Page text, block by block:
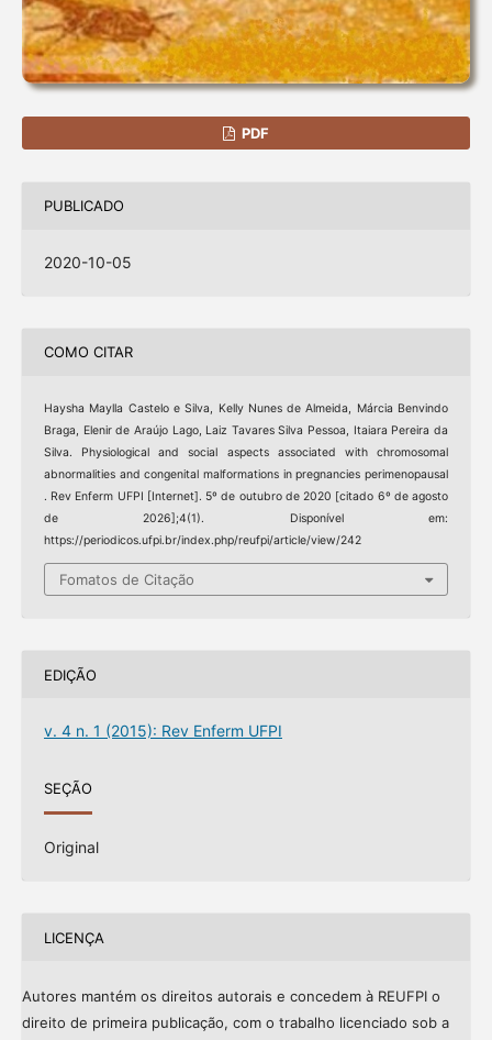
PDF
PUBLICADO
2020-10-05
COMO CITAR
Haysha Maylla Castelo e Silva, Kelly Nunes de Almeida, Márcia Benvindo
Braga, Elenir de Araújo Lago, Laiz Tavares Silva Pessoa, Itaiara Pereira da
Silva. Physiological and social aspects associated with chromosomal
abnormalities and congenital malformations in pregnancies perimenopausal
. Rev Enferm UFPI [Internet]. 5º de outubro de 2020 [citado 6º de agosto
de 2026];4(1). Disponível em:
https://periodicos.ufpi.br/index.php/reufpi/article/view/242
Fomatos de Citação
EDIÇÃO
v. 4 n. 1 (2015): Rev Enferm UFPI
SEÇÃO
Original
LICENÇA
Autores mantém os direitos autorais e concedem à REUFPI o
direito de primeira publicação, com o trabalho licenciado sob a